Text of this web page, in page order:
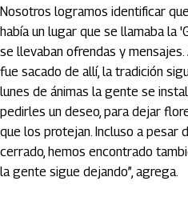
Nosotros logramos identificar
había un lugar que se llamaba la
se llevaban ofrendas y
fue sacado de allí, la tradición
lunes de ánimas la gente se
pedirles un deseo, para dejar
que los protejan. Incluso a pesar
cerrado, hemos encontrado
la gente sigue dejando”, agrega.